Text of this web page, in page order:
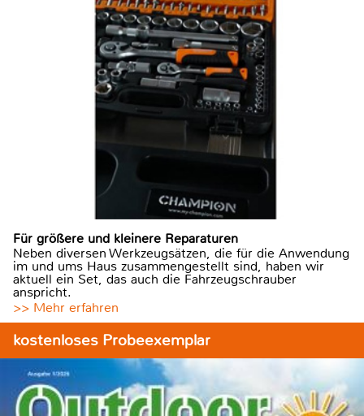
Für größere und kleinere Reparaturen
Neben diversen Werkzeugsätzen, die für die Anwendung
im und ums Haus zusammengestellt sind, haben wir
aktuell ein Set, das auch die Fahrzeugschrauber
anspricht.
>> Mehr erfahren
kostenloses Probeexemplar